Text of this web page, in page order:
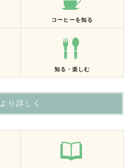
コーヒーを知る
知る・楽しむ
より詳しく